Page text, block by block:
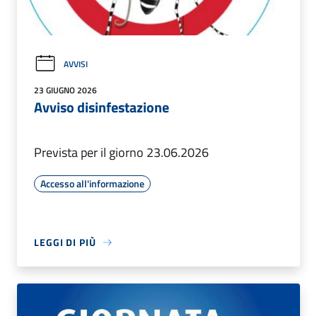
AVVISI
23 GIUGNO 2026
Avviso disinfestazione
Prevista per il giorno 23.06.2026
Accesso all'informazione
LEGGI DI PIÙ